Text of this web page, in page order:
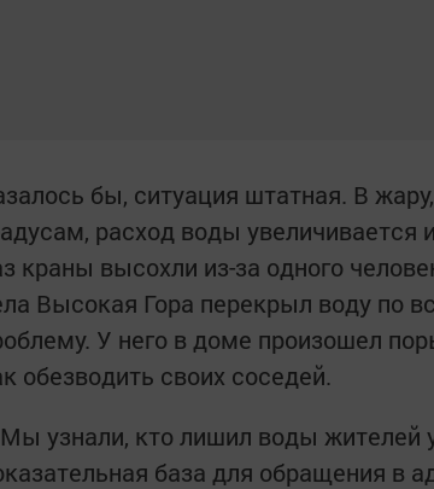
бы, ситуация штатная. В
расход воды увеличивается
краны высохли из-за одного
Высокая Гора перекрыл воду по
У него в доме произошел
обезводить своих соседей.
узнали, кто лишил воды жителей
база для обращения в